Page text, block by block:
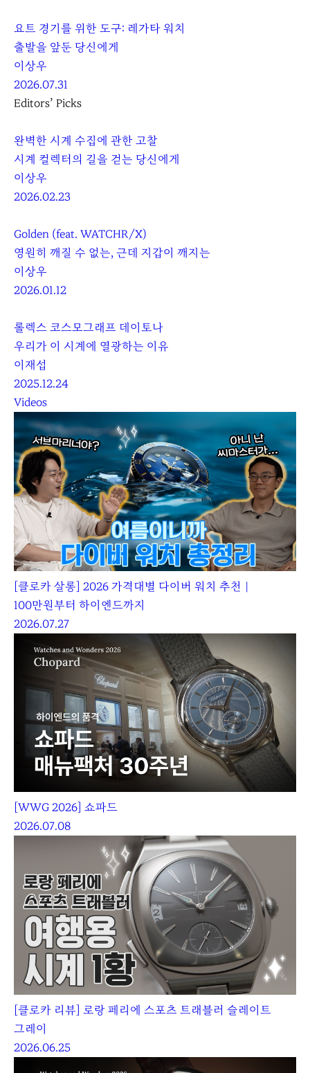
요트 경기를 위한 도구: 레가타 워치
출발을 앞둔 당신에게
이상우
2026.07.31
Editors’ Picks
완벽한 시계 수집에 관한 고찰
시계 컬렉터의 길을 걷는 당신에게
이상우
2026.02.23
Golden (feat. WATCHR/X)
영원히 깨질 수 없는, 근데 지갑이 깨지는
이상우
2026.01.12
롤렉스 코스모그래프 데이토나
우리가 이 시계에 열광하는 이유
이재섭
2025.12.24
Videos
[클로카 살롱] 2026 가격대별 다이버 워치 추천｜
100만원부터 하이엔드까지
2026.07.27
[WWG 2026] 쇼파드
2026.07.08
[클로카 리뷰] 로랑 페리에 스포츠 트래블러 슬레이트
그레이
2026.06.25